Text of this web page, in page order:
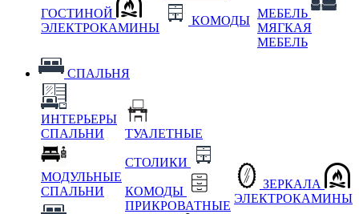
ГОСТИНОЙ
ЭЛЕКТРОКАМИНЫ
КОМОДЫ
МЕБЕЛЬ
МЯГКАЯ
МЕБЕЛЬ
СПАЛЬНЯ
ИНТЕРЬЕРЫ
СПАЛЬНИ
МОДУЛЬНЫЕ
СПАЛЬНИ
ТУАЛЕТНЫЕ
СТОЛИКИ
КОМОДЫ
ПРИКРОВАТНЫЕ
ЗЕРКАЛА
ЭЛЕКТРОКАМИНЫ